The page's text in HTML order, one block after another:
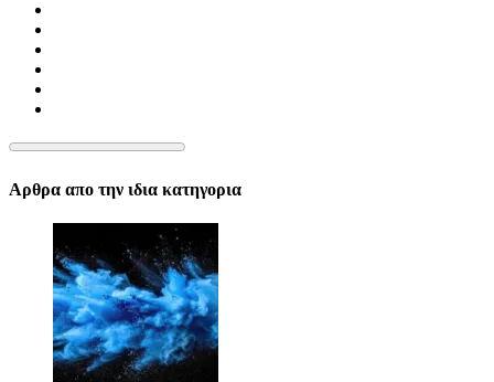
Αρθρα απο την ιδια κατηγορια